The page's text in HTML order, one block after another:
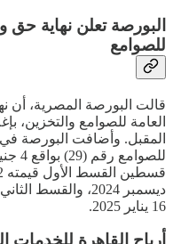
البورصة تعلن نهاية حق
للصوامع
قالت البورصة المصرية، أن
المقبل. وأضافت البورصة في
16 يناير 2025.
أرباح القاهرة للخدمات